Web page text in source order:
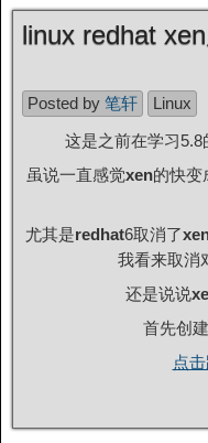
linux redhat
Posted by 笔轩
Linux
这是之前在学习5.8
虽说一直感觉xen的快变
尤其是redhat6取消了
我看来取消
还是说说
首先创
点